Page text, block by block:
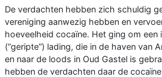
De verdachten hebben zich schuldig
vereniging aanwezig hebben en
hoeveelheid cocaïne. Het ging om een
(“geripte”) lading, die in de haven van
en naar de loods in Oud Gastel is
hebben de verdachten daar de